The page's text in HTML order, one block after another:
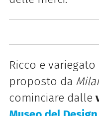
Ricco e
proposto da
cominciare dalle